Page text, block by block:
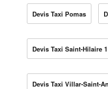
Devis Taxi Pomas
Devis Taxi Saint-Hilaire
Devis Taxi Villar-Saint-